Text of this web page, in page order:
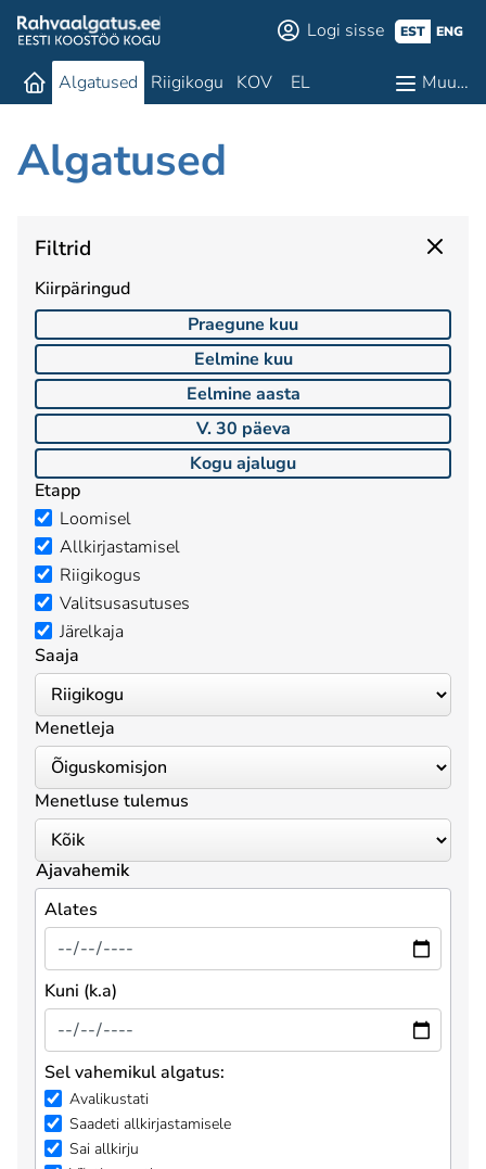
Logi sisse EST ENG
Algatused Riigikogu KOV EL Muu…
Algatused
Filtrid
Kiirpäringud
Praegune kuu
Eelmine kuu
Eelmine aasta
V. 30 päeva
Kogu ajalugu
Etapp
Loomisel
Allkirjastamisel
Riigikogus
Valitsusasutuses
Järelkaja
Saaja
Menetleja
Menetluse tulemus
Ajavahemik
Alates
Kuni (k.a)
Sel vahemikul algatus:
Avalikustati
Saadeti allkirjastamisele
Sai allkirju